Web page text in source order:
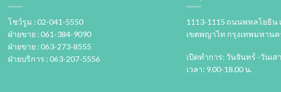
โชว์รูม : 02-041-5550
ฝ่ายขาย : 061-384-9090
ฝ่ายขาย : 063-273-8555
ฝ่ายบริการ : 063-207-5556
1113-1115 ถนนพหลโยธิน
เขตพญาไท กรุงเทพมหานค
เปิดทำการ: วันจันทร์ -วันเส
เวลา: 9.00-18.00 น.